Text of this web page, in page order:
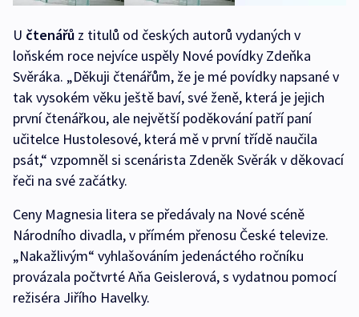
U čtenářů z titulů od českých autorů vydaných v
loňském roce nejvíce uspěly Nové povídky Zdeňka
Svěráka. „Děkuji čtenářům, že je mé povídky napsané v
tak vysokém věku ještě baví, své ženě, která je jejich
první čtenářkou, ale největší poděkování patří paní
učitelce Hustolesové, která mě v první třídě naučila
psát,“ vzpomněl si scenárista Zdeněk Svěrák v děkovací
řeči na své začátky.
Ceny Magnesia litera se předávaly na Nové scéně
Národního divadla, v přímém přenosu České televize.
„Nakažlivým“ vyhlašováním jedenáctého ročníku
provázala počtvrté Aňa Geislerová, s vydatnou pomocí
režiséra Jiřího Havelky.